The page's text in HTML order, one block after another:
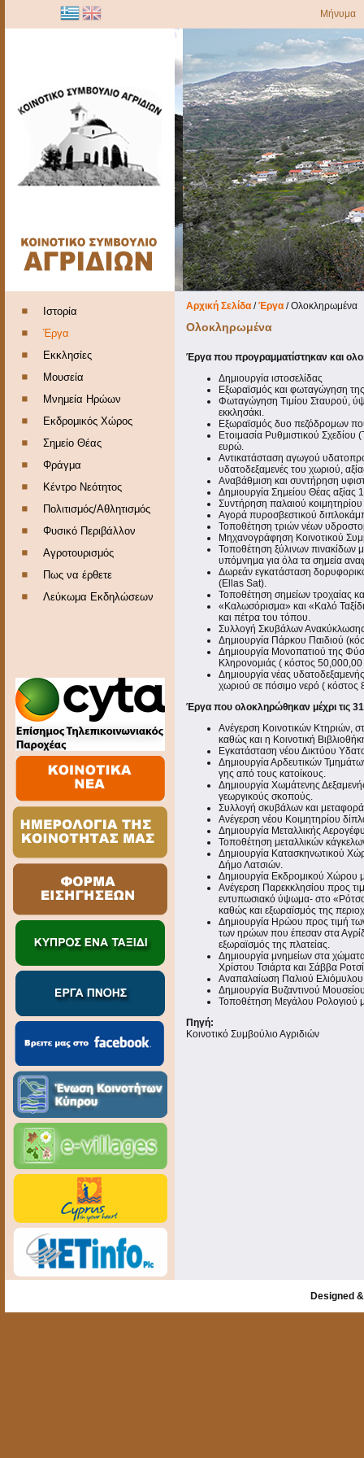
Μήνυμα
Ιστορία
Έργα
Εκκλησίες
Μουσεία
Μνημεία Ηρώων
Εκδρομικός Χώρος
Σημείο Θέας
Φράγμα
Κέντρο Νεότητος
Πολιτισμός/Αθλητισμός
Φυσικό Περιβάλλον
Αγροτουρισμός
Πως να έρθετε
Λεύκωμα Εκδηλώσεων
Αρχική Σελίδα /Έργα /Ολοκληρωμένα
Ολοκληρωμένα
Έργα που προγραμματίστηκαν και
Δημιουργία ιστοσελίδας
Εξωραϊσμός και φωταγώγηση
Φωταγώγηση Τιμίου Σταυρού,
εκκλησάκι.
Εξωραϊσμός δυο πεζόδρομων
Ετοιμασία Ρυθμιστικού
ευρώ.
Αντικατάσταση αγωγού
υδατοδεξαμενές του χωριού,
Αναβάθμιση και συντήρηση
Δημιουργία Σημείου Θέας αξίας
Συντήρηση παλαιού
Αγορά πυροσβεστικού
Τοποθέτηση τριών νέων
Μηχανογράφηση Κοινοτικού
Τοποθέτηση ξύλινων πινακίδων
υπόμνημα για όλα τα σημεία
Δωρεάν εγκατάσταση
(Ellas Sat).
Τοποθέτηση σημείων τροχαίας
«Καλωσόρισμα» και «Καλό
και πέτρα του τόπου.
Συλλογή Σκυβάλων
Δημιουργία Πάρκου Παιδιού
Δημιουργία Μονοπατιού της
Κληρονομιάς ( κόστος
Δημιουργία νέας
χωριού σε πόσιμο νερό (
Έργα που ολοκληρώθηκαν μέχρι τις
Ανέγερση Κοινοτικών Κτηριών,
καθώς και η Κοινοτική
Εγκατάσταση νέου Δικτύου
Δημιουργία Αρδευτικών
γης από τους κατοίκους.
Δημιουργία Χωμάτενης
γεωργικούς σκοπούς.
Συλλογή σκυβάλων και
Ανέγερση νέου Κοιμητηρίου
Δημιουργία Μεταλλικής
Τοποθέτηση μεταλλικών
Δημιουργία Κατασκηνωτικού
Δήμο Λατσιών.
Δημιουργία Εκδρομικού Χώρου
Ανέγερση Παρεκκλησίου προς
εντυπωσιακό ύψωμα- στο
καθώς και εξωραϊσμός της
Δημιουργία Ηρώου προς τιμή
των ηρώων που έπεσαν στα
εξωραϊσμός της πλατείας.
Δημιουργία μνημείων στα
Χρίστου Τσιάρτα και Σάββα
Αναπαλαίωση Παλιού
Δημιουργία Βυζαντινού
Τοποθέτηση Μεγάλου Ρολογιού
Πηγή:
Κοινοτικό Συμβούλιο Αγριδιών
Designed